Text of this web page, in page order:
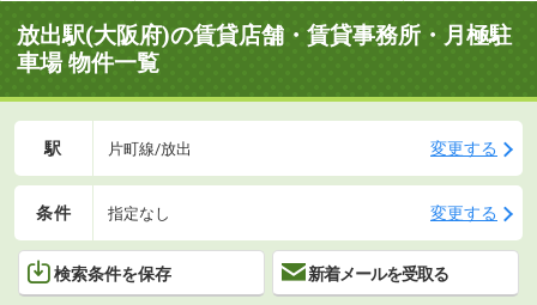
放出駅(大阪府)の賃貸店舗・賃貸事務所・月極駐
車場 物件一覧
駅 片町線/放出 変更する
条件 指定なし 変更する
検索条件を保存 新着メールを受取る